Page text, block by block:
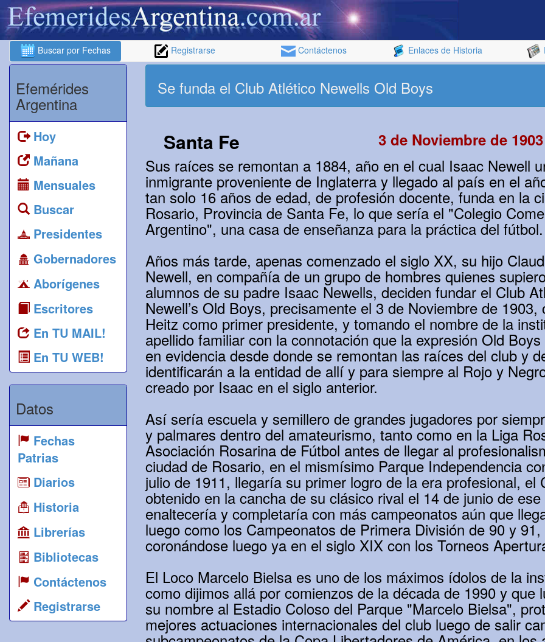
Buscar por Fechas Registrarse Contáctenos Enlaces de Historia
Efemérides
Argentina
Hoy
Mañana
Mensuales
Buscar
Presidentes
Gobernadores
Aborígenes
Escritores
En TU MAIL!
En TU WEB!
Datos
Fechas
Patrias
Diarios
Historia
Librerías
Bibliotecas
Contáctenos
Registrarse
Se funda el Club Atlético Newells Old Boys
Santa Fe 3 de Noviembre de 1903
Sus raíces se remontan a 1884, año en el cual Isaac Newell
inmigrante proveniente de Inglaterra y llegado al país en el
tan solo 16 años de edad, de profesión docente, funda en la
Rosario, Provincia de Santa Fe, lo que sería el "Colegio
Argentino", una casa de enseñanza para la práctica del fútbol.
Años más tarde, apenas comenzado el siglo XX, su hijo
Newell, en compañía de un grupo de hombres quienes
alumnos de su padre Isaac Newells, deciden fundar el Club
Newell’s Old Boys, precisamente el 3 de Noviembre de
Heitz como primer presidente, y tomando el nombre de la
apellido familiar con la connotación que la expresión Old
en evidencia desde donde se remontan las raíces del club y
identificarán a la entidad de allí y para siempre al Rojo y
creado por Isaac en el siglo anterior.
Así sería escuela y semillero de grandes jugadores por
y palmares dentro del amateurismo, tanto como en la Liga
Asociación Rosarina de Fútbol antes de llegar al
ciudad de Rosario, en el mismísimo Parque Independencia
julio de 1911, llegaría su primer logro de la era profesional,
obtenido en la cancha de su clásico rival el 14 de junio de
enaltecería y completaría con más campeonatos aún que
luego como los Campeonatos de Primera División de 90 y
coronándose luego ya en el siglo XIX con los Torneos
El Loco Marcelo Bielsa es uno de los máximos ídolos de la
como dijimos allá por comienzos de la década de 1990 y
su nombre al Estadio Coloso del Parque "Marcelo Bielsa",
mejores actuaciones internacionales del club luego de salir